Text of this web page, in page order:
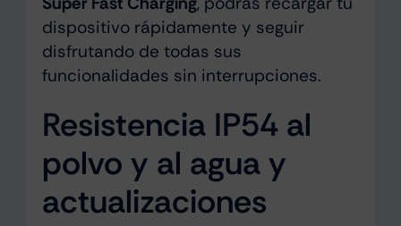
dispositivo rápidamente y seguir
disfrutando de todas sus
funcionalidades sin interrupciones.
Resistencia IP54 al
polvo y al agua y
actualizaciones